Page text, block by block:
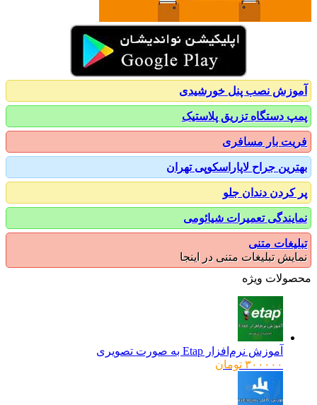
نصب پنل خورشیدی
دستگاه تزریق پلاستیک
بار مسافری
جراح لاپاراسکوپی تهران
دندان جلو
تعمیرات شیائومی
متنی
تبلیغات متنی در اینجا
ویژه
آموزش نرم‌افزار Etap به صورت تصویری
۳۰۰۰۰۰ تومان